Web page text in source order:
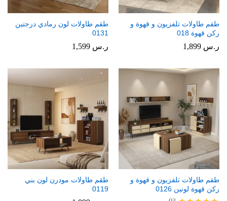
طقم طاولات تلفزيون و قهوة و
ركن قهوة 018
ر.س
طقم طاولات لون رمادي درجتين
0131
ر.س
طقم طاولات تلفزيون و قهوة و
ركن قهوة لونين 0126
طقم طاولات مودرن لون بني
0119